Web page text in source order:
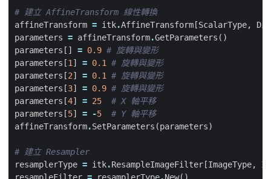
# 建立 AffineTransform 線性轉換
affineTransform = itk.AffineTransform [ScalarType,
parameters = affineTransform.GetParameters ()
parameters [] = 0.9 # 旋轉與變形
parameters [1] = 0.1 # 旋轉與變形
parameters [2] = 0.1 # 旋轉與變形
parameters [3] = 0.9 # 旋轉與變形
parameters [4] = 25
# X 軸平移
parameters [5] = -5
# Y 軸平移
affineTransform.SetParameters (parameters)
# 建立 Resampler
resamplerType = itk.ResampleImageFilter [ImageType,